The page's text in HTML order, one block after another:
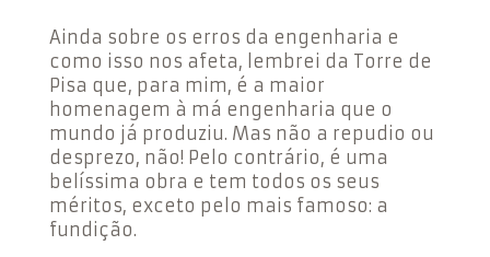
Ainda sobre os erros da engenharia e
como isso nos afeta, lembrei da Torre de
Pisa que, para mim, é a maior
homenagem à má engenharia que o
mundo já produziu. Mas não a repudio ou
desprezo, não! Pelo contrário, é uma
belíssima obra e tem todos os seus
méritos, exceto pelo mais famoso: a
fundição.